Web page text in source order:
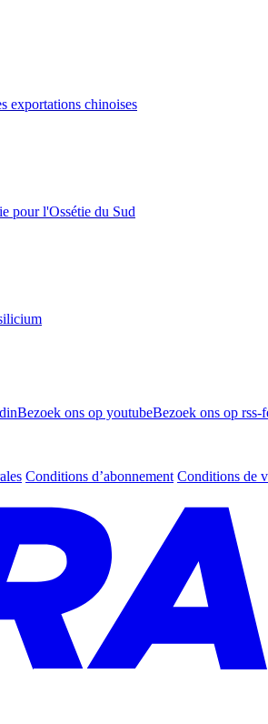
exportations chinoises
pour l'Ossétie du Sud
Bezoek ons op youtubeBezoek ons op rss-
Conditions d’abonnement Conditions de